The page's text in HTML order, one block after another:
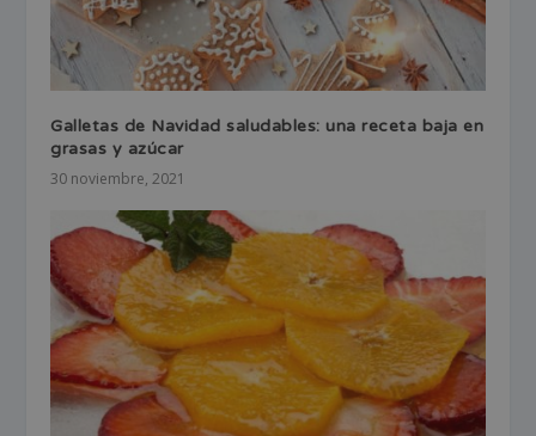
Galletas de Navidad saludables: una receta baja en
grasas y azúcar
30 noviembre, 2021